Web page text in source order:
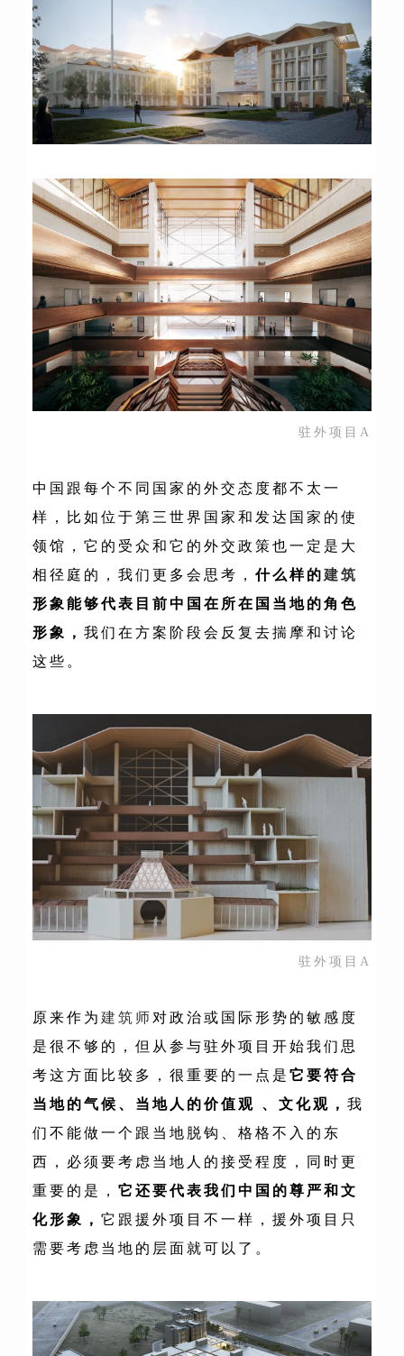
驻外项目A
中国跟每个不同国家的外交态度都不太一
样，比如位于第三世界国家和发达国家的使
领馆，它的受众和它的外交政策也一定是大
相径庭的，我们更多会思考， 什么样的建筑
形象能够代表目前中国在所在国当地的角色
形象， 我们在方案阶段会反复去揣摩和讨论
这些。
驻外项目A
原来作为 建筑师 对政治或国际形势的敏感度
是很不够的，但从参与驻外项目开始我们思
考这方面比较多，很重要的一点是 它要符合
当地的气候、当地人的价值观 、文化观， 我
们不能做一个跟当地脱钩、格格不入的东
西，必须要考虑当地人的接受程度，同时更
重要的是， 它还要代表我们中国的尊严和文
化形象， 它跟援外项目不一样，援外项目只
需要考虑当地的层面就可以了。